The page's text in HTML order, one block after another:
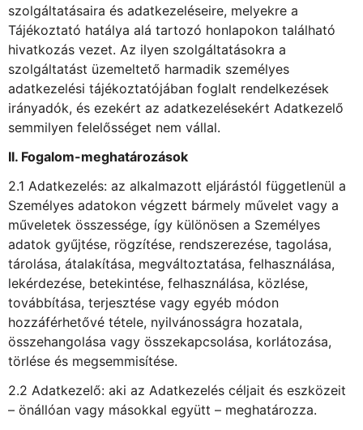
szolgáltatásaira és adatkezeléseire, melyekre a
Tájékoztató hatálya alá tartozó honlapokon található
hivatkozás vezet. Az ilyen szolgáltatásokra a
szolgáltatást üzemeltető harmadik személyes
adatkezelési tájékoztatójában foglalt rendelkezések
irányadók, és ezekért az adatkezelésekért Adatkezelő
semmilyen felelősséget nem vállal.
II. Fogalom-meghatározások
2.1 Adatkezelés: az alkalmazott eljárástól függetlenül a
Személyes adatokon végzett bármely művelet vagy a
műveletek összessége, így különösen a Személyes
adatok gyűjtése, rögzítése, rendszerezése, tagolása,
tárolása, átalakítása, megváltoztatása, felhasználása,
lekérdezése, betekintése, felhasználása, közlése,
továbbítása, terjesztése vagy egyéb módon
hozzáférhetővé tétele, nyilvánosságra hozatala,
összehangolása vagy összekapcsolása, korlátozása,
törlése és megsemmisítése.
2.2 Adatkezelő: aki az Adatkezelés céljait és eszközeit
– önállóan vagy másokkal együtt – meghatározza.